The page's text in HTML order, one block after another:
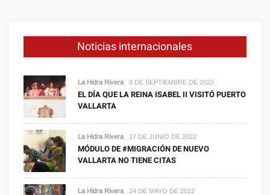
Noticias internacionales
La Hidra Rivera 8 DE SEPTIEMBRE DE 2022
EL DÍA QUE LA REINA ISABEL II VISITÓ PUERTO
VALLARTA
La Hidra Rivera 17 DE JUNIO DE 2022
MÓDULO DE #MIGRACIÓN DE NUEVO
VALLARTA NO TIENE CITAS
La Hidra Rivera 24 DE MAYO DE 2022